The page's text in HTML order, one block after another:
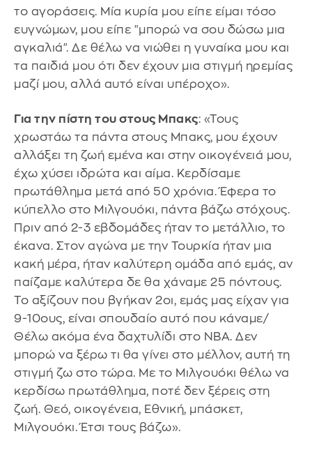
το αγοράσεις. Μία κυρία μου είπε είμαι τόσο
ευγνώμων, μου είπε "μπορώ να σου δώσω μια
αγκαλιά". Δε θέλω να νιώθει η γυναίκα μου και
τα παιδιά μου ότι δεν έχουν μια στιγμή ηρεμίας
μαζί μου, αλλά αυτό είναι υπέροχο».
Για την πίστη του στους Μπακς: «Τους
χρωστάω τα πάντα στους Μπακς, μου έχουν
αλλάξει τη ζωή εμένα και στην οικογένειά μου,
έχω χύσει ιδρώτα και αίμα. Κερδίσαμε
πρωτάθλημα μετά από 50 χρόνια. Έφερα το
κύπελλο στο Μιλγουόκι, πάντα βάζω στόχους.
Πριν από 2-3 εβδομάδες ήταν το μετάλλιο, το
έκανα. Στον αγώνα με την Τουρκία ήταν μια
κακή μέρα, ήταν καλύτερη ομάδα από εμάς, αν
παίζαμε καλύτερα δε θα χάναμε 25 πόντους.
Το αξίζουν που βγήκαν 2οι, εμάς μας είχαν για
9-10ους, είναι σπουδαίο αυτό που κάναμε/
Θέλω ακόμα ένα δαχτυλίδι στο NBA. Δεν
μπορώ να ξέρω τι θα γίνει στο μέλλον, αυτή τη
στιγμή ζω στο τώρα. Με το Μιλγουόκι θέλω να
κερδίσω πρωτάθλημα, ποτέ δεν ξέρεις στη
ζωή. Θεό, οικογένεια, Εθνική, μπάσκετ,
Μιλγουόκι. Έτσι τους βάζω».